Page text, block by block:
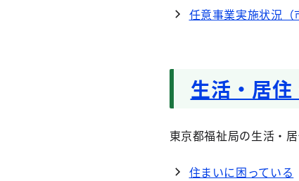
任意事業実施状況（
生活・居
東京都福祉局の生活・
住まいに困っている